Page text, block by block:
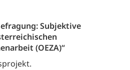
Subjektive
(OEZA)“